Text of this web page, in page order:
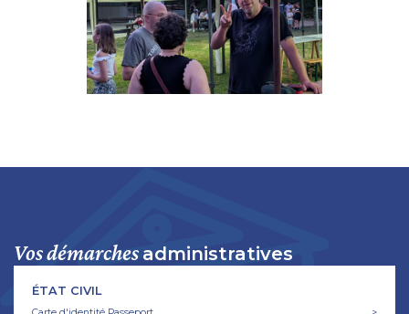
Vosdémarches administratives
ÉTAT CIVIL